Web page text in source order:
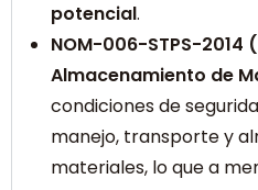
potencial.
NOM-006-STPS-2014
Almacenamiento de
condiciones de
manejo, transporte y
materiales, lo que a